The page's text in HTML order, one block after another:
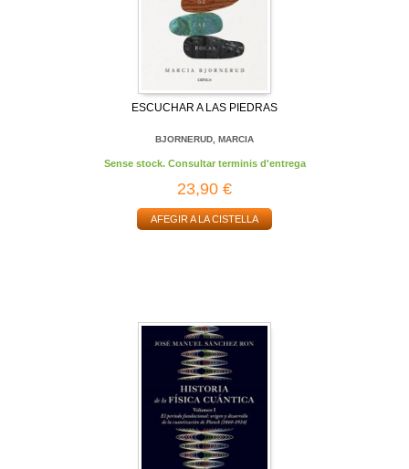
ESCUCHAR A LAS PIEDRAS
BJORNERUD, MARCIA
Sense stock. Consultar terminis d'entrega
23,90 €
AFEGIR A LA CISTELLA